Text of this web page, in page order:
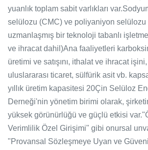
yuanlık toplam sabit varlıkları
selülozu (CMC) ve poliyaniyon selülozu
uzmanlaşmış bir teknoloji tabanlı
ve ihracat dahil)Ana faaliyetleri
üretimi ve satışını, ithalat ve ihracat
uluslararası ticaret, sülfürik asit vb.
yıllık üretim kapasitesi 20Çin Selüloz
Derneği'nin yönetim birimi olarak,
yüksek görünürlüğü ve güçlü etkisi
Verimlilik Özel Girişimi" gibi onursal
"Provansal Sözleşmeye Uyan ve